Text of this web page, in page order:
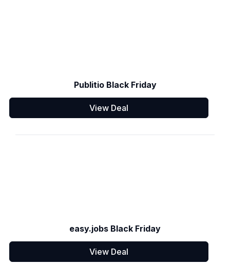
Publitio Black Friday
View Deal
easy.jobs Black Friday
View Deal